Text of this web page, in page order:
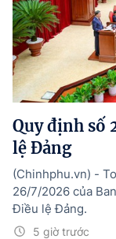
Quy định số
lệ Đảng
5 giờ trước
(Chinhphu.vn) -
26/7/2026 của
Điều lệ Đảng.